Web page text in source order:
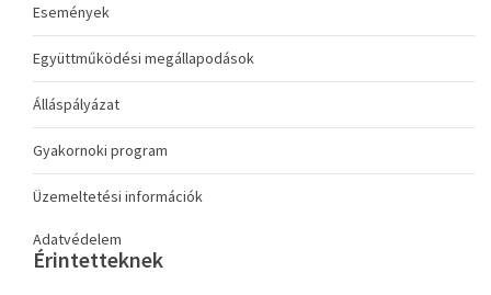
Események
Együttműködési megállapodások
Álláspályázat
Gyakornoki program
Üzemeltetési információk
Adatvédelem
Érintetteknek